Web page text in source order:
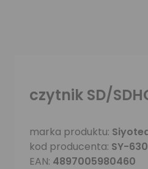
czytnik SD/
marka produktu:
kod producenta: SY-630
EAN: 4897005980460